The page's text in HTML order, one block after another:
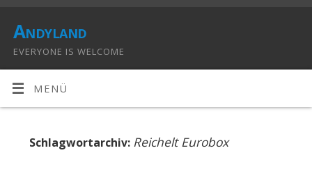
Andyland
EVERYONE IS WELCOME
MENÜ
Schlagwortarchiv: Reichelt Eurobox